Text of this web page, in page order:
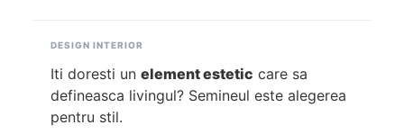
DESIGN INTERIOR
Iti doresti un element estetic care sa
defineasca livingul? Semineul este alegerea
pentru stil.